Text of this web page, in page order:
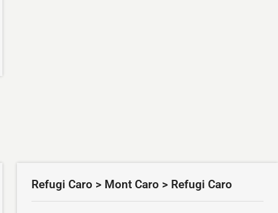
Refugi Caro > Mont Caro > Refugi Caro